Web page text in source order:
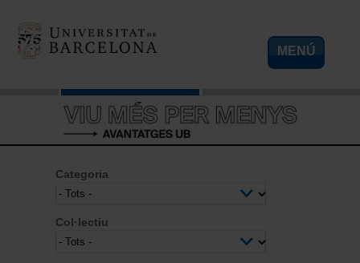
MENÚ
Categoria
Col·lectiu